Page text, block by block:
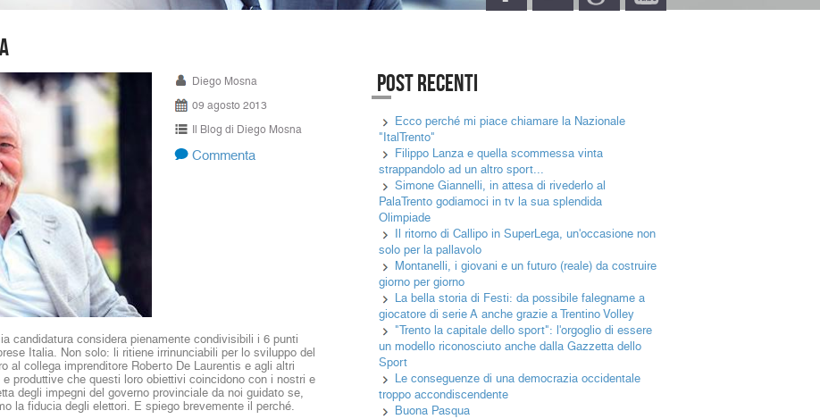
Diego Mosna
09 agosto 2013
Il Blog di Diego Mosna
Commenta
candidatura considera pienamente condivisibili i 6 punti
Italia. Non solo: li ritiene irrinunciabili per lo sviluppo del
al collega imprenditore Roberto De Laurentis e agli altri
produttive che questi loro obiettivi coincidono con i nostri e
degli impegni del governo provinciale da noi guidato se,
la fiducia degli elettori. E spiego brevemente il perché.
Post recenti
Ecco perché mi piace chiamare la Nazionale
"ItalTrento"
Filippo Lanza e quella scommessa vinta
strappandolo ad un altro sport...
Simone Giannelli, in attesa di rivederlo al
PalaTrento godiamoci in tv la sua splendida
Olimpiade
Il ritorno di Callipo in SuperLega, un'occasione non
solo per la pallavolo
Montanelli, i giovani e un futuro (reale) da costruire
giorno per giorno
La bella storia di Festi: da possibile falegname a
giocatore di serie A anche grazie a Trentino Volley
"Trento la capitale dello sport": l'orgoglio di essere
un modello riconosciuto anche dalla Gazzetta dello
Sport
Le conseguenze di una democrazia occidentale
troppo accondiscendente
Buona Pasqua